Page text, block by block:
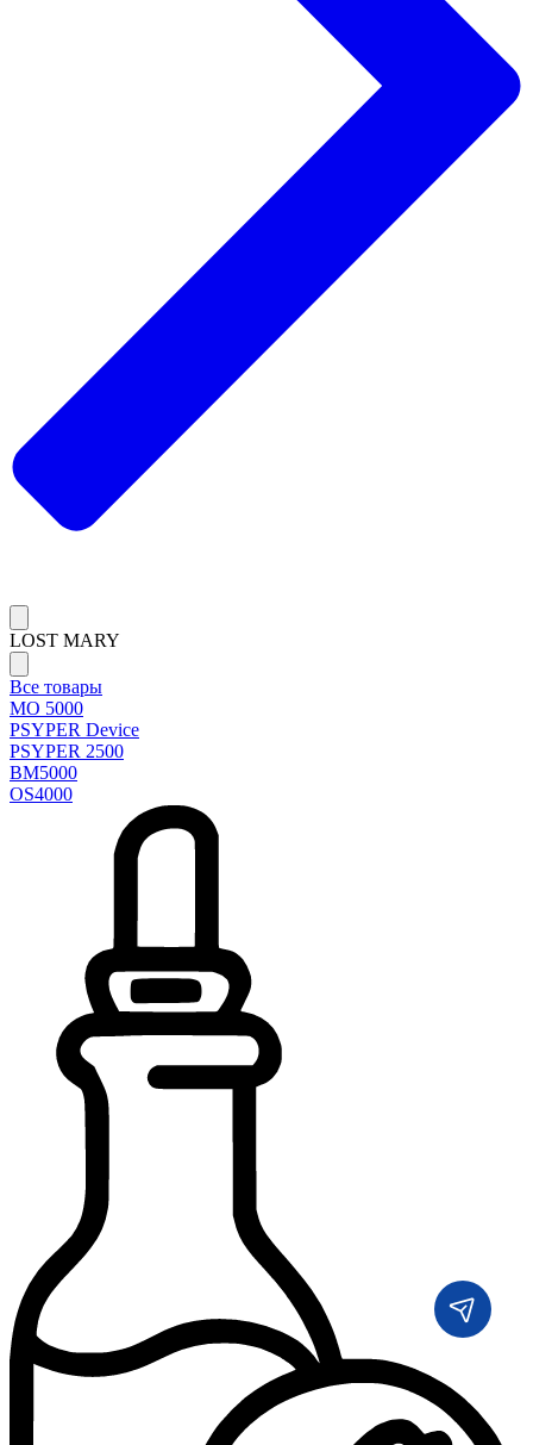
LOST MARY
Все товары
MO 5000
PSYPER Device
PSYPER 2500
BM5000
OS4000